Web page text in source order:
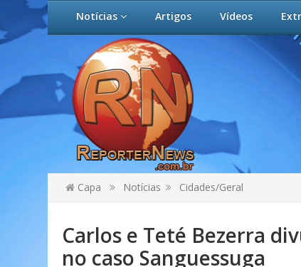
Notícias Artigos Vídeos
Capa Notícias Cidades/Geral
Carlos e Teté Bezerra
no caso Sanguessuga